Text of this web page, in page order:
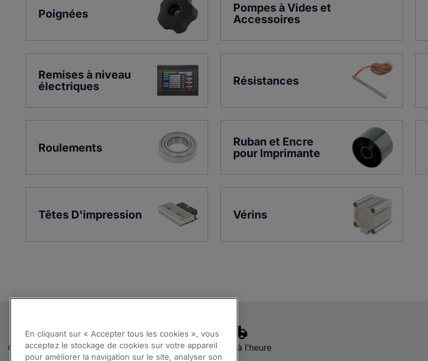
Poignées
Pompes à Vides et
Accessoires
Remises à niveau
électriques
Résistances
Roulements
Ruban et Encre
pour Imprimante
Têtes D'impression Vérins
Qualité assurée Experts Livraison à l'heure
En cliquant sur « Accepter tous les cookies », vous
acceptez le stockage de cookies sur votre appareil
pour améliorer la navigation sur le site, analyser son